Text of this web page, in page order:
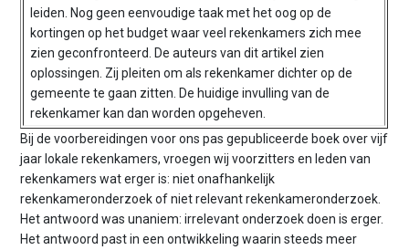
leiden. Nog geen eenvoudige taak met het oog op de
kortingen op het budget waar veel rekenkamers zich mee
zien geconfronteerd. De auteurs van dit artikel zien
oplossingen. Zij pleiten om als rekenkamer dichter op de
gemeente te gaan zitten. De huidige invulling van de
rekenkamer kan dan worden opgeheven.
Bij de voorbereidingen voor ons pas gepubliceerde boek over vijf
jaar lokale rekenkamers, vroegen wij voorzitters en leden van
rekenkamers wat erger is: niet onafhankelijk
rekenkameronderzoek of niet relevant rekenkameronderzoek.
Het antwoord was unaniem: irrelevant onderzoek doen is erger.
Het antwoord past in een ontwikkeling waarin steeds meer